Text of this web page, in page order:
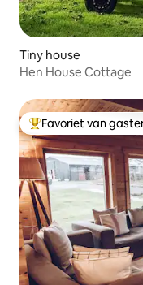
Tiny house
Hen House Cottage
Topfavoriet van
Favoriet van